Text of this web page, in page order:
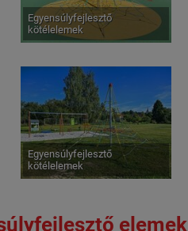
Egyensúlyfejlesztő
kötélelemek
Egyensúlyfejlesztő
kötélelemek
elemek